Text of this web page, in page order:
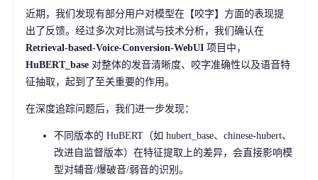
近期，我们发现有部分用户对模型在【咬字】方面的表现提
出了反馈。经过多次对比测试与技术分析，我们确认在
Retrieval-based-Voice-Conversion-WebUI 项目中，
HuBERT_base 对整体的发音清晰度、咬字准确性以及语音特
征抽取，起到了至关重要的作用。
在深度追踪问题后，我们进一步发现：
不同版本的 HuBERT（如 hubert_base、chinese-hubert、
改进自监督版本）在特征提取上的差异，会直接影响模
型对辅音/爆破音/弱音的识别。